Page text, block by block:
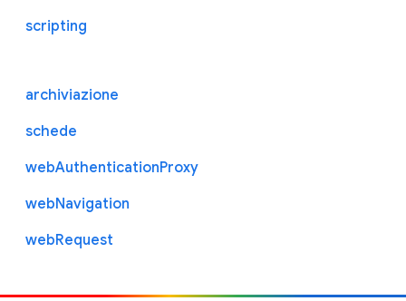
scripting
archiviazione
schede
webAuthenticationProxy
webNavigation
webRequest